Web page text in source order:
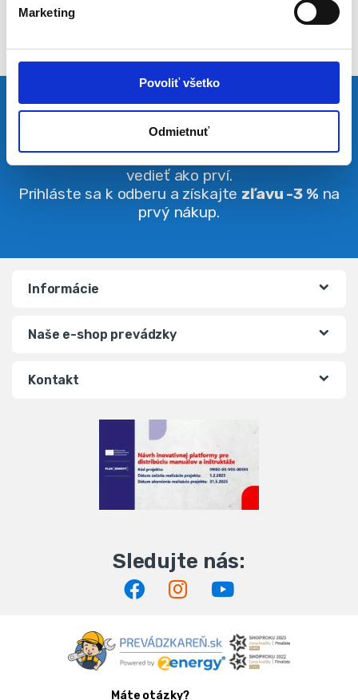
Marketing
Povoliť všetko
Odmietnuť
Pravidelná dávka noviniek
Buďte vždy v obraze. O zľavách budete
vedieť ako prví.
Prihláste sa k odberu a získajte zľavu -3 % na
prvý nákup.
Informácie
Naše e-shop prevádzky
Kontakt
Máte otázky?